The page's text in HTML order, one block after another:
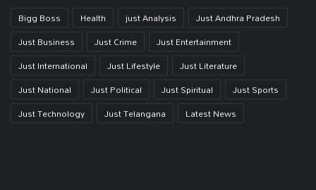
Bigg Boss Health just Analysis
Just Andhra Pradesh
Just Business
Just Crime
Just Entertainment
Just International
Just Lifestyle
Just Literature
Just National
Just Political Just Spiritual
Just Sports
Just Technology
Just Telangana Latest News